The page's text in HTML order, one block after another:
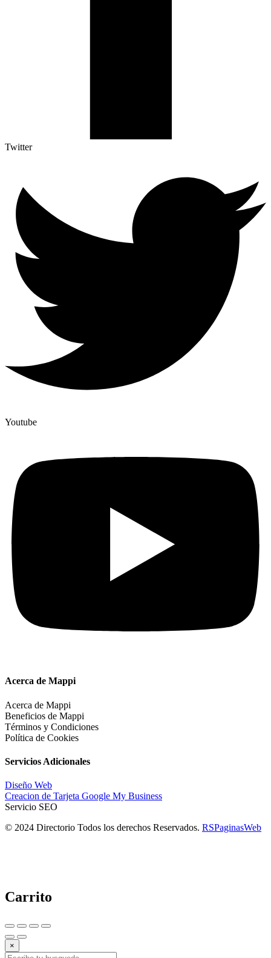
Twitter
Youtube
Acerca de Mappi
Acerca de Mappi
Beneficios de Mappi
Términos y Condiciones
Política de Cookies
Servicios Adicionales
Diseño Web
Creacion de Tarjeta Google My Business
Servicio SEO
© 2024 Directorio Todos los derechos Reservados. RSPaginasWeb
Carrito
×